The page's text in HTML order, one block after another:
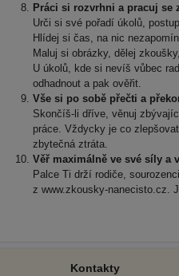
Práci si rozvrhni a pracuj se
Urči si své pořadí úkolů,
Hlídej si čas, na nic
Maluj si obrázky, dělej
U úkolů, kde si nevíš vůbec
odhadnout a pak ověřit.
Vše si po sobě přečti a
Skončíš-li dříve, věnuj
práce. Vždycky je co
zbytečná ztráta.
Věř maximálně ve své síly a
Palce Ti drží rodiče,
z www.zkousky-nanecisto.cz.
Kontakty